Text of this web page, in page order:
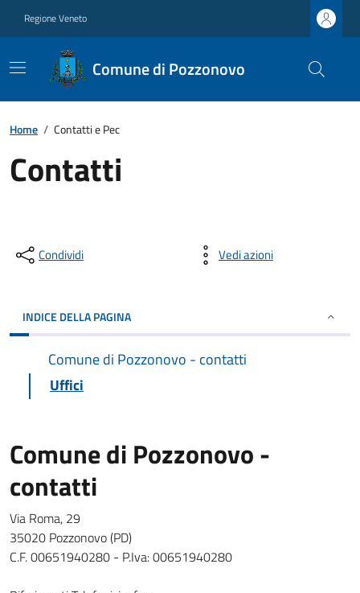
Regione Veneto
Comune di Pozzonovo
Home / Contatti e Pec
Contatti
Condividi Vedi azioni
INDICE DELLA PAGINA
Comune di Pozzonovo - contatti
Uffici
Comune di Pozzonovo -
contatti
Via Roma, 29
35020 Pozzonovo (PD)
C.F. 00651940280 - P.Iva: 00651940280